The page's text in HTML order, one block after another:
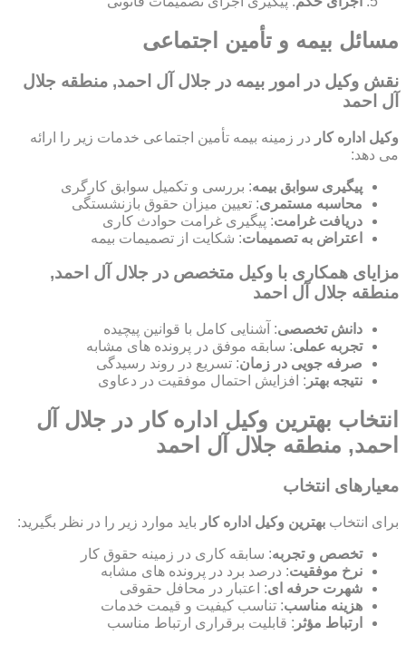
مسائل بیمه و تأمین اجتماعی
نقش وکیل در امور بیمه در جلال آل احمد, منطقه جلال
آل احمد
وکیل اداره کار در زمینه بیمه تأمین اجتماعی خدمات زیر را ارائه
می دهد:
پیگیری سوابق بیمه: بررسی و تکمیل سوابق کارگری
محاسبه مستمری: تعیین میزان حقوق بازنشستگی
دریافت غرامت: پیگیری غرامت حوادث کاری
اعتراض به تصمیمات: شکایت از تصمیمات بیمه
مزایای همکاری با وکیل متخصص در جلال آل احمد,
منطقه جلال آل احمد
دانش تخصصی: آشنایی کامل با قوانین پیچیده
تجربه عملی: سابقه موفق در پرونده های مشابه
صرفه جویی در زمان: تسریع در روند رسیدگی
نتیجه بهتر : افزایش احتمال موفقیت در دعاوی
انتخاب بهترین وکیل اداره کار در جلال آل
احمد, منطقه جلال آل احمد
معیارهای انتخاب
برای انتخاب بهترین وکیل اداره کار باید موارد زیر را در نظر بگیرید:
تخصص و تجربه: سابقه کاری در زمینه حقوق کار
نرخ موفقیت: درصد برد در پرونده های مشابه
شهرت حرفه ای: اعتبار در محافل حقوقی
هزینه مناسب: تناسب کیفیت و قیمت خدمات
ارتباط مؤثر : قابلیت برقراری ارتباط مناسب